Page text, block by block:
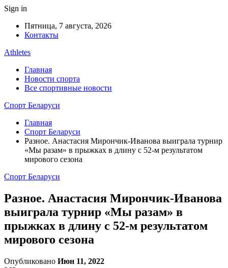
Sign in
Пятница, 7 августа, 2026
Контакты
Athletes
Главная
Новости спорта
Все спортивные новости
Спорт Беларуси
Главная
Спорт Беларуси
Разное. Анастасия Мирончик-Иванова выиграла турнир
«Мы разам» в прыжках в длину с 52-м результатом
мирового сезона
Спорт Беларуси
Разное. Анастасия Мирончик-Иванова
выиграла турнир «Мы разам» в
прыжках в длину с 52-м результатом
мирового сезона
Опубликовано Июн 11, 2022